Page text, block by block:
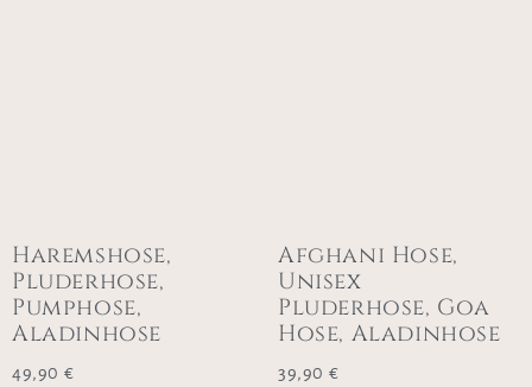
Haremshose,
Pluderhose,
Pumphose,
Aladinhose
49,90 €
Afghani Hose,
Unisex
Pluderhose, Goa
Hose, Aladinhose
39,90 €